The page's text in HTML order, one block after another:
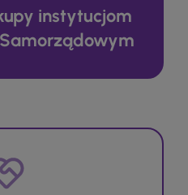
instytucjom